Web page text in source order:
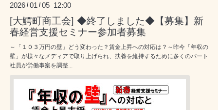
2026 /01 /05 12:00
[大鰐町商工会] ◆終了しました◆【募集】新
春経営支援セミナー参加者募集
～「１０３万円の壁」どう変わった？賃金上昇への対応は？～昨今「年収の
壁」が様々なメディアで取り上げられ、扶養を維持するために多くのパート
社員が労働事案を調整...